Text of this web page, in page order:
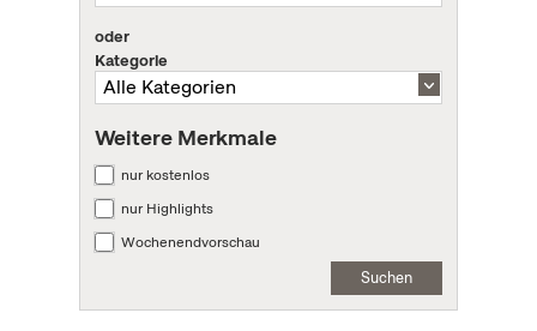
oder
Kategorie
Weitere Merkmale
nur kostenlos
nur Highlights
Wochenendvorschau
Suchen